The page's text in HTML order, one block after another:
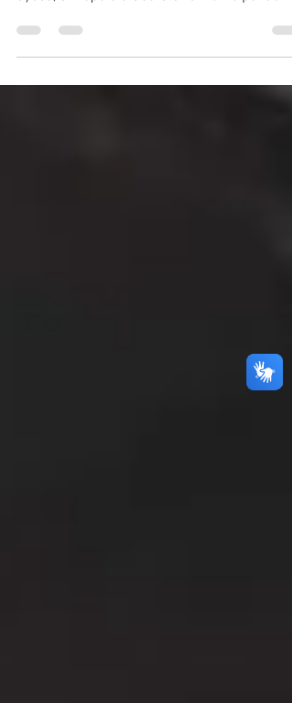
(EPTC), iniciou nesta quinta-feira, 12, suas
ações, em apoio a Secretaria Municipal do...